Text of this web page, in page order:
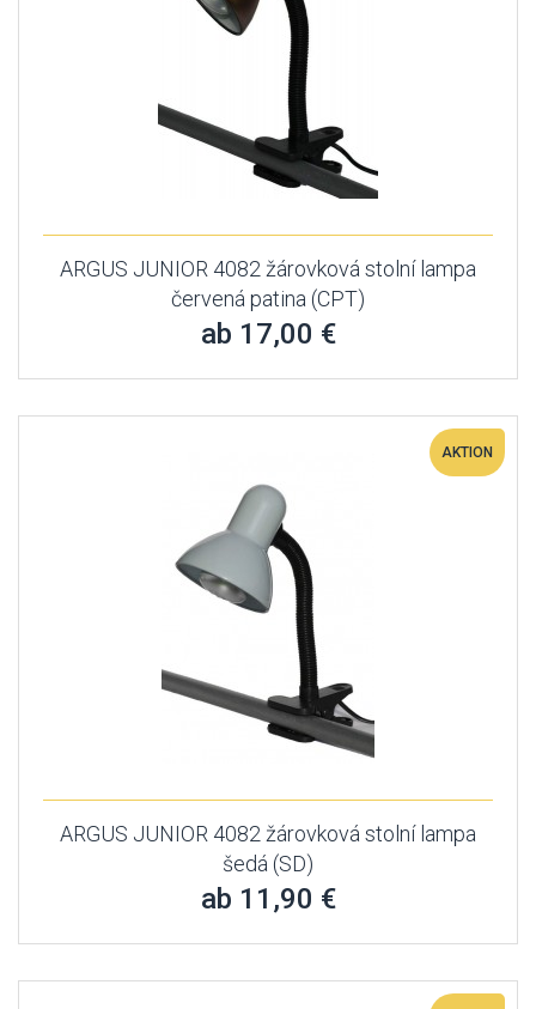
ARGUS JUNIOR 4082 žárovková stolní lampa
červená patina (CPT)
ab 17,00 €
AKTION
ARGUS JUNIOR 4082 žárovková stolní lampa
šedá (SD)
ab 11,90 €